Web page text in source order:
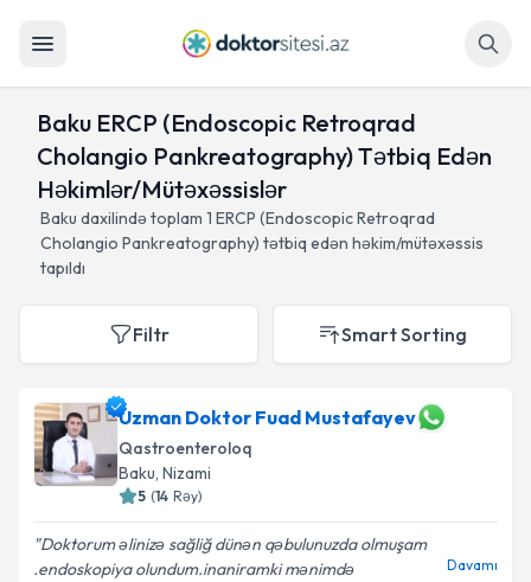
Baku ERCP (Endoscopic Retroqrad
Cholangio Pankreatography) Tətbiq Edən
Həkimlər/Mütəxəssislər
Baku daxilində toplam 1 ERCP (Endoscopic Retroqrad
Cholangio Pankreatography) tətbiq edən həkim/mütəxəssis
tapıldı
Filtr Smart Sorting
Uzman Doktor Fuad Mustafayev
Qastroenteroloq
Baku, Nizami
5 (14 Rəy)
Doktorum əlinizə sağliğ dünən qəbulunuzda olmuşam
.endoskopiya olundum.inaniramki mənimdə
Davamı